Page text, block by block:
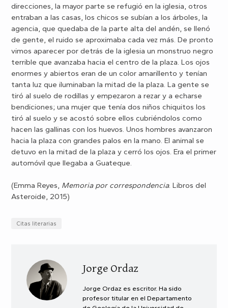
direcciones, la mayor parte se refugió en la iglesia, otros
entraban a las casas, los chicos se subían a los árboles, la
agencia, que quedaba de la parte alta del andén, se llenó
de gente, el ruido se aproximaba cada vez más. De pronto
vimos aparecer por detrás de la iglesia un monstruo negro
terrible que avanzaba hacia el centro de la plaza. Los ojos
enormes y abiertos eran de un color amarillento y tenían
tanta luz que iluminaban la mitad de la plaza. La gente se
tiró al suelo de rodillas y empezaron a rezar y a echarse
bendiciones; una mujer que tenía dos niños chiquitos los
tiró al suelo y se acostó sobre ellos cubriéndolos como
hacen las gallinas con los huevos. Unos hombres avanzaron
hacia la plaza con grandes palos en la mano. El animal se
detuvo en la mitad de la plaza y cerró los ojos. Era el primer
automóvil que llegaba a Guateque.
(Emma Reyes, Memoria por correspondencia. Libros del
Asteroide, 2015)
Citas literarias
Jorge Ordaz
Jorge Ordaz es escritor. Ha sido
profesor titular en el Departamento